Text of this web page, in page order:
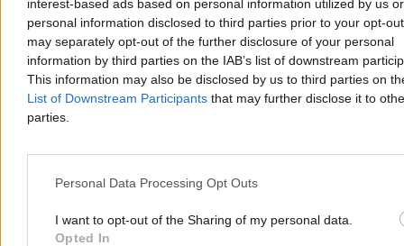
interest-based ads based on personal information utilized by us or
personal information disclosed to third parties prior to your opt-
may separately opt-out of the further disclosure of your personal
information by third parties on the IAB’s list of downstream
This information may also be disclosed by us to third parties on
List of Downstream Participants that may further disclose it to
parties.
Personal Data Processing Opt Outs
I want to opt-out of the Sharing of my personal data.
Opted In
dziennikarz miał 69 lat
Zmarł Andrzej Morozowski – dziennikarz i publicysta związany z
Radiem Zet oraz TVN24. Był zdobywcą Grand Press, Nagrody im.
Andrzeja Woyciechowskiego i Wiktora. Współtworzył program
„Teraz my!”. Miał 69 lat.
Tomasz Pałasz
04.08.2026
Reklama